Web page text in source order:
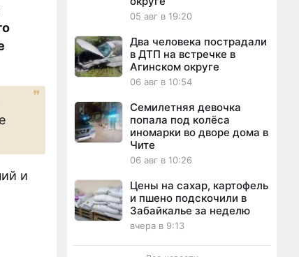
и
05 авг в 19:20
Два человека пострадали
в ДТП на встречке в
Агинском округе
06 авг в 10:54
Семилетняя девочка
попала под колёса
иномарки во дворе дома в
Чите
06 авг в 10:26
Цены на сахар, картофель
и пшено подскочили в
Забайкалье за неделю
вчера в 9:13